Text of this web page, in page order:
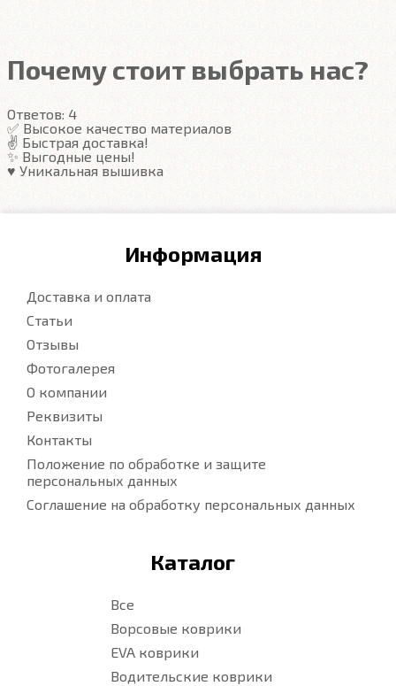
Почему стоит выбрать нас?
Ответов: 4
✅ Высокое качество материалов
✌️ Быстрая доставка!
✨ Выгодные цены!
♥️ Уникальная вышивка
Информация
Доставка и оплата
Статьи
Отзывы
Фотогалерея
О компании
Реквизиты
Контакты
Положение по обработке и защите
персональных данных
Соглашение на обработку персональных данных
Каталог
Все
Ворсовые коврики
EVA коврики
Водительские коврики